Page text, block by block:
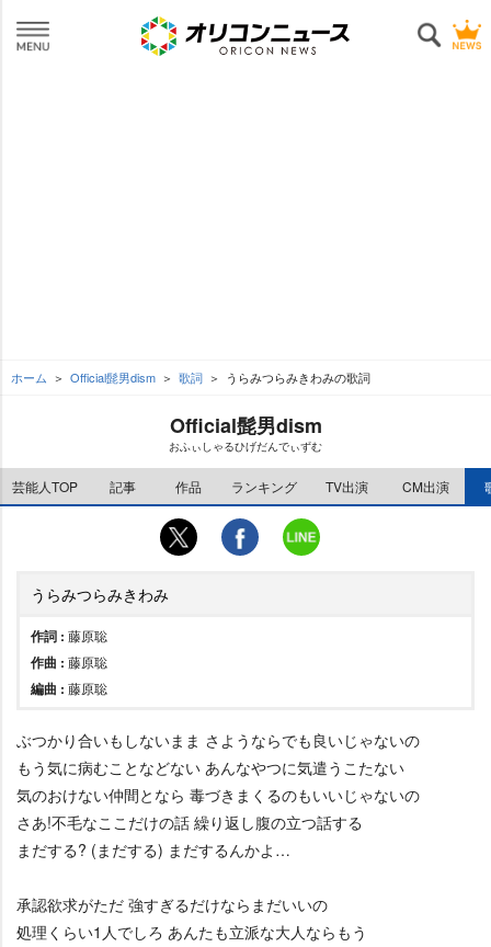
ホーム Official髭男dism 歌詞 うらみつらみきわみの歌詞
Official髭男dism
おふぃしゃるひげだんでぃずむ
芸能人TOP 記事 作品 ランキング TV出演 CM出演
うらみつらみきわみ
作詞 : 藤原聡
作曲 : 藤原聡
編曲 : 藤原聡
ぶつかり合いもしないまま さようならでも良いじゃないの
もう気に病むことなどない あんなやつに気遣うこたない
気のおけない仲間となら 毒づきまくるのもいいじゃないの
さあ!不毛なここだけの話 繰り返し腹の立つ話する
まだする? (まだする) まだするんかよ…
承認欲求がただ 強すぎるだけならまだいいの
処理くらい1人でしろ あんたも立派な大人ならもう